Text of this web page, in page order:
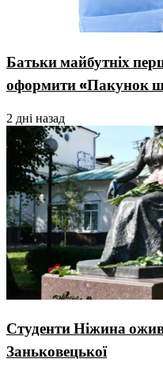
Батьки майбутніх
оформити «Пакунок
2 дні назад
Студенти Ніжина
Заньковецької